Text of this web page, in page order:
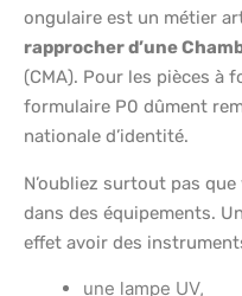
ongulaire est un métier
rapprocher d’une
(CMA). Pour les pièces à
formulaire P0 dûment
nationale d’identité.
N’oubliez surtout pas
dans des équipements.
effet avoir des
une lampe UV,